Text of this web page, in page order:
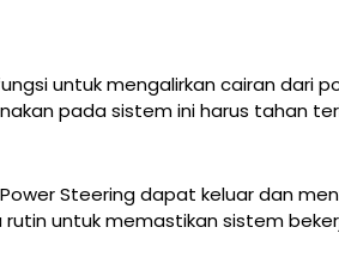
untuk mengalirkan cairan dari
pada sistem ini harus tahan
Steering dapat keluar dan
untuk memastikan sistem